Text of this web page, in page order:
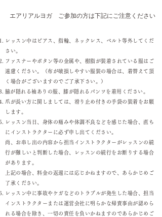
​エアリアルヨガ ご参加の方は下記にご注意ください
レッスン中はピアス、指輪、ネックレス、ベルト等外してくだ
さい。
ファスナーやボタン等の金属や、樹脂が装着されている服はご
遠慮ください。（布が破損しやすい服装の場合は、着替えて頂
く場合がございますのでご了承下さい。）
​脇が隠れる袖ありの服、膝が隠れるパンツを着用ください。
爪が長い方に関しましては、滑り止め付きの手袋の装着をお願
します。
レッスン当日、身体の痛みや体調不良などを感じた場合、直ち
にインストラクターに必ず申し出てください。
尚、お串し出の内容から担当インストラクターがレッスンの続
行が難しいと判断した場合、レッスンの続行をお断りする場合
があります。
上記の場合、料金の返還には応じかねますので、あらかじめご
了承ください。
レッスン中に事故やケガなどのトラブルが発生した場合、担当
インストラクターまたは運営会社に明らかな帰責事由が認めら
れる場合を除き、一切の責任を負いかねますのであらかじめご